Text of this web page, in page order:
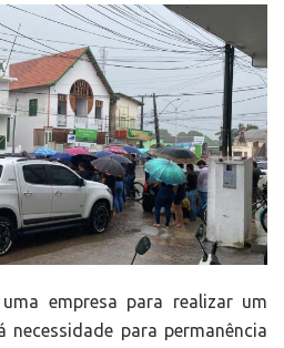
empresa para realizar um
necessidade para permanência